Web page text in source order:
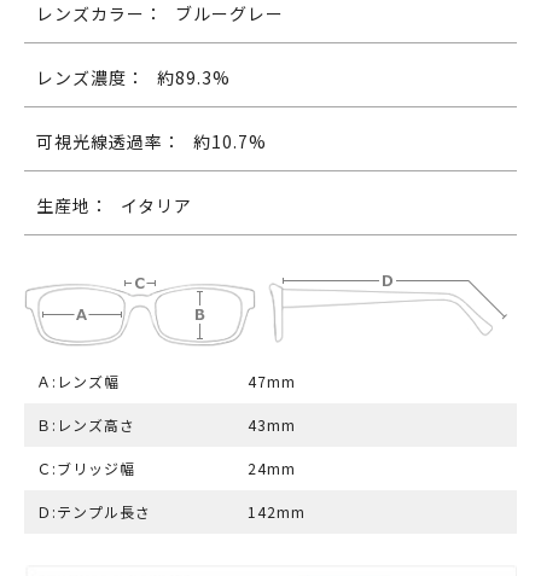
レンズカラー： ブルーグレー
レンズ濃度： 約89.3%
可視光線透過率： 約10.7%
生産地： イタリア
Ａ:レンズ幅 47mm
Ｂ:レンズ高さ 43mm
Ｃ:ブリッジ幅 24mm
Ｄ:テンプル長さ 142mm